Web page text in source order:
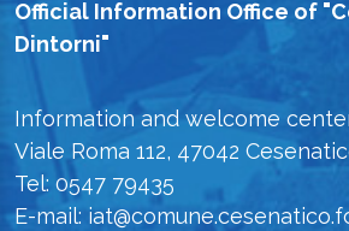
Official Information Office of
Dintorni"
Information and welcome
Viale Roma 112, 47042
Tel: 0547 79435
E-mail: